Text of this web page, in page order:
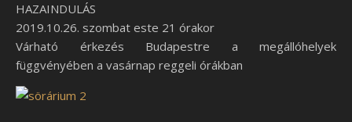
HAZAINDULÁS
2019.10.26. szombat este 21 órakor
Várható érkezés Budapestre a megállóhelyek
függvényében a vasárnap reggeli órákban